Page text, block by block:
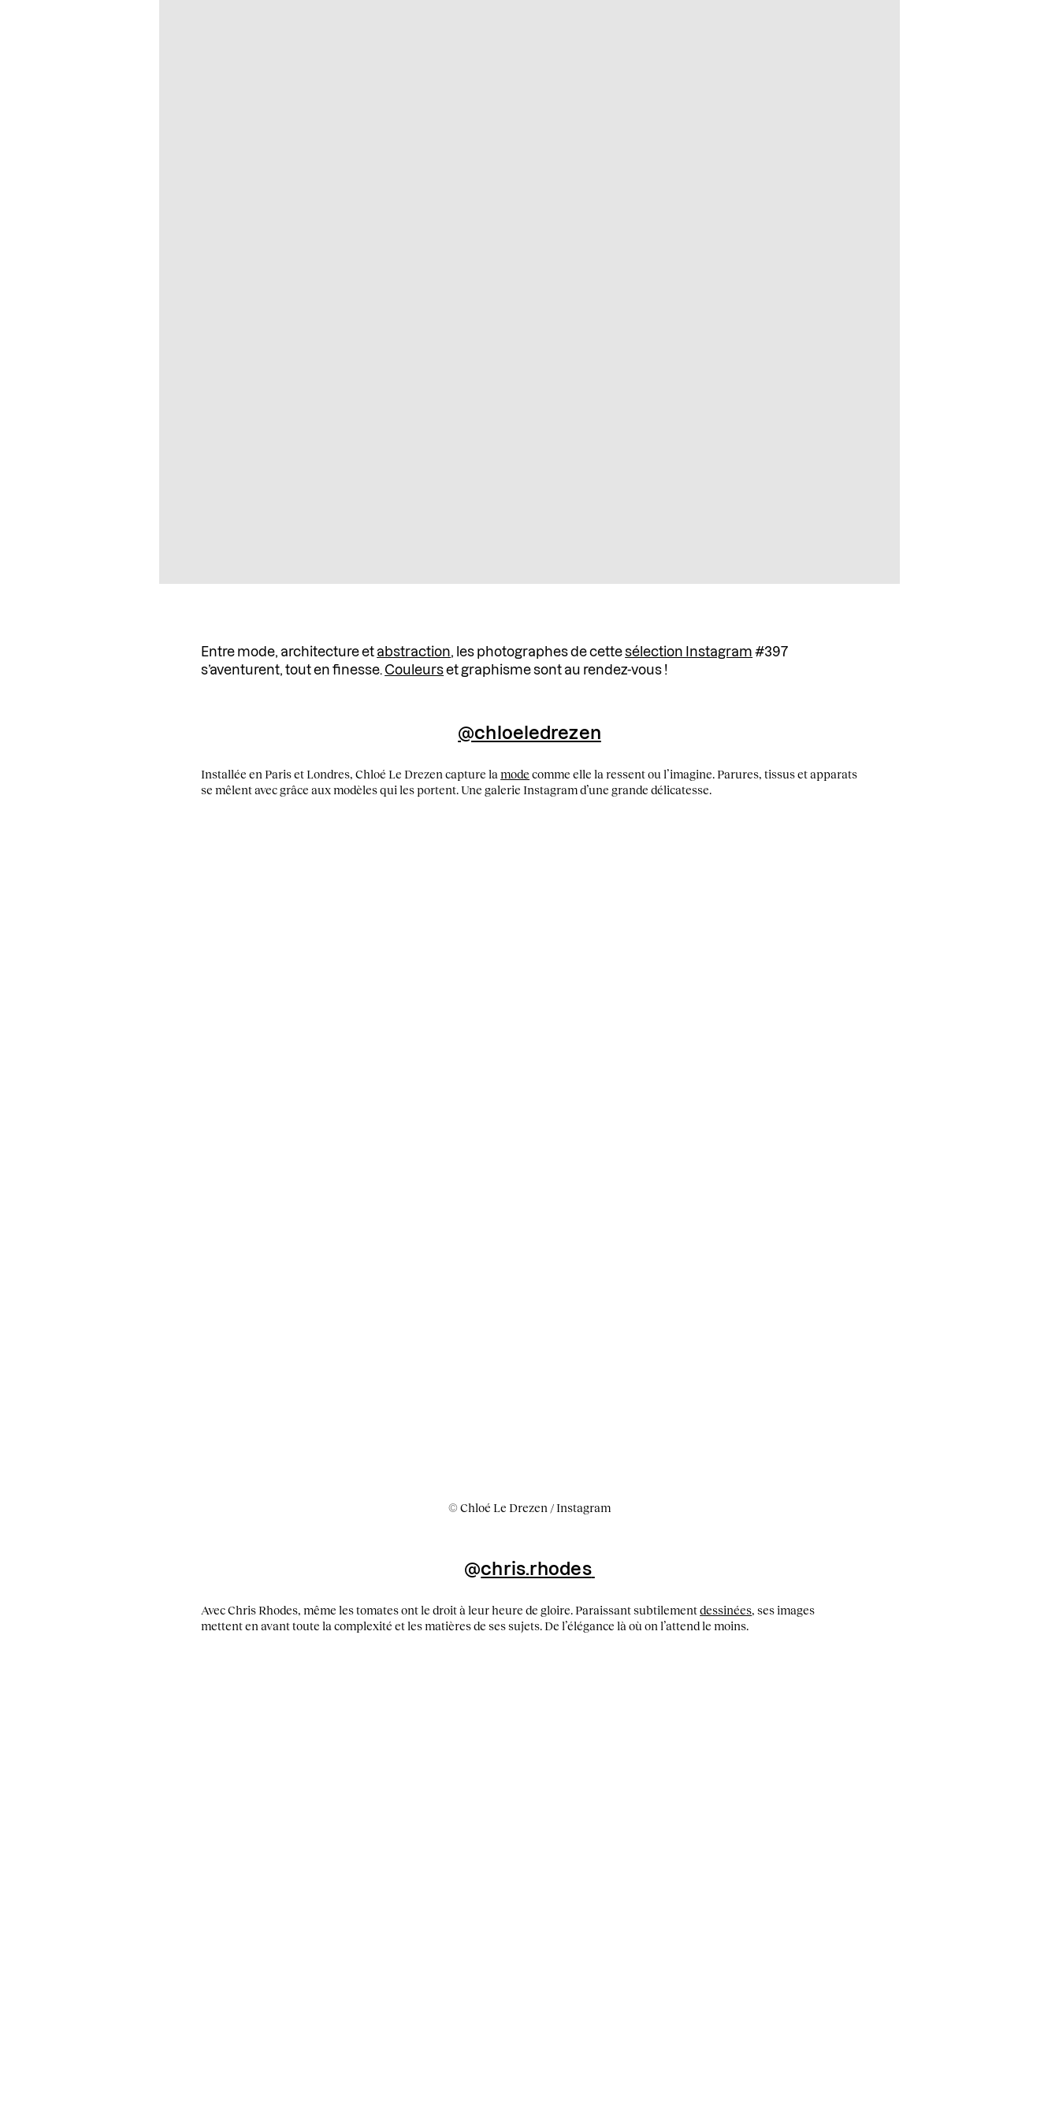
Entre mode, architecture etabstraction, les photographes de cettesélection Instagram #397
s’aventurent, tout en finesse. Couleurset graphisme sont au rendez-vous !
@chloeledrezen
Installée en Paris et Londres, Chloé Le Drezen capture lamode comme elle la ressent ou l’imagine. Parures, tissus et apparats
se mêlent avec grâce aux modèles qui les portent. Une galerie Instagram d’une grande délicatesse.
© Chloé Le Drezen / Instagram
@chris.rhodes
Avec Chris Rhodes, même les tomates ont le droit à leur heure de gloire. Paraissant subtilementdessinées, ses images
mettent en avant toute la complexité et les matières de ses sujets. De l’élégance là où on l’attend le moins.